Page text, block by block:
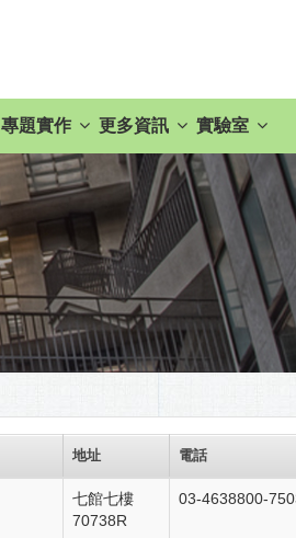
專題實作 更多資訊 實驗室
地址 電話
七館七樓
70738R
03-4638800-